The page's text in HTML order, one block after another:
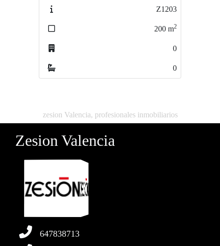
zesion Valencia, profesionales inmobiliarios
Zesion Valencia
647838713